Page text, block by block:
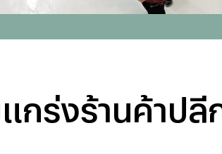
กร่งร้านค้าป